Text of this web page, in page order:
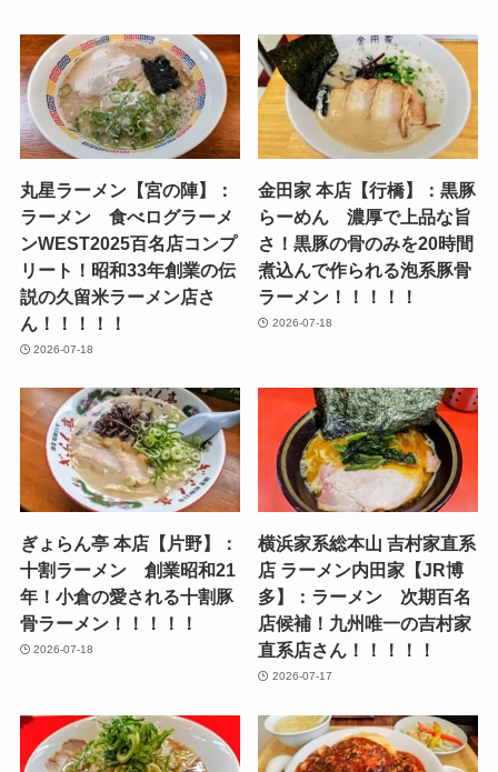
丸星ラーメン【宮の陣】：
ラーメン 食べログラーメ
ンWEST2025百名店コンプ
リート！昭和33年創業の伝
説の久留米ラーメン店さ
ん！！！！！
2026-07-18
金田家 本店【行橋】：黒豚
らーめん 濃厚で上品な旨
さ！黒豚の骨のみを20時間
煮込んで作られる泡系豚骨
ラーメン！！！！！
2026-07-18
ぎょらん亭 本店【片野】：
十割ラーメン 創業昭和21
年！小倉の愛される十割豚
骨ラーメン！！！！！
2026-07-18
横浜家系総本山 吉村家直系
店 ラーメン内田家【JR博
多】：ラーメン 次期百名
店候補！九州唯一の吉村家
直系店さん！！！！！
2026-07-17